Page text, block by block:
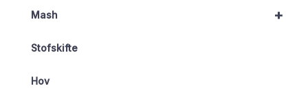
+
Mash
Stofskifte
Hov